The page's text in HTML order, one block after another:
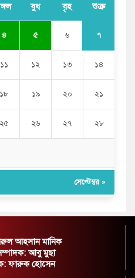
বুধ বৃহ শুক্র
৪ ৫ ৬ ৭
১১ ১২ ১৩ ১৪
১৮ ১৯ ২০ ২১
২৫ ২৬ ২৭ ২৮
সেপ্টেম্বর »
আহসান মানিক
আবু মুছা
ফারুক হোসেন